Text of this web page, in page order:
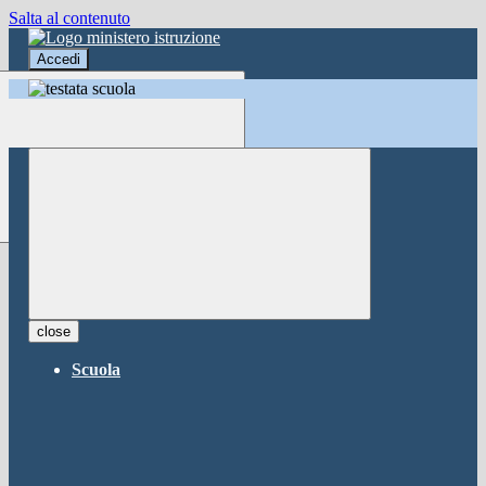
Salta al contenuto
Accedi
Accedi
button close ×
close
Scuola